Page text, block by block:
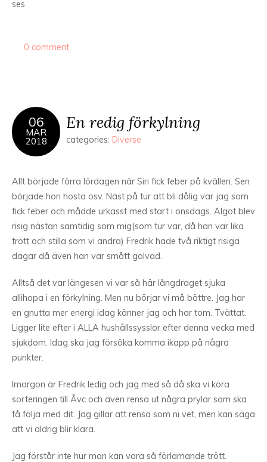
ses
0 comment
06
MAR
2018
En redig förkylning
categories: Diverse
Allt började förra lördagen när Siri fick feber på kvällen. Sen
började hon hosta osv. Näst på tur att bli dålig var jag som
fick feber och mådde urkasst med start i onsdags. Algot blev
risig nästan samtidig som mig(som tur var, då han var lika
trött och stilla som vi andra) Fredrik hade två riktigt risiga
dagar då även han var smått golvad.
Alltså det var längesen vi var så här långdraget sjuka
allihopa i en förkylning. Men nu börjar vi må bättre. Jag har
en gnutta mer energi idag känner jag och har tom. Tvättat.
Ligger lite efter i ALLA hushållssysslor efter denna vecka med
sjukdom. Idag ska jag försöka komma ikapp på några
punkter.
Imorgon är Fredrik ledig och jag med så då ska vi köra
sorteringen till Åvc och även rensa ut några prylar som ska
få följa med dit. Jag gillar att rensa som ni vet, men kan säga
att vi aldrig blir klara.
Jag förstår inte hur man kan vara så förlamande trött.